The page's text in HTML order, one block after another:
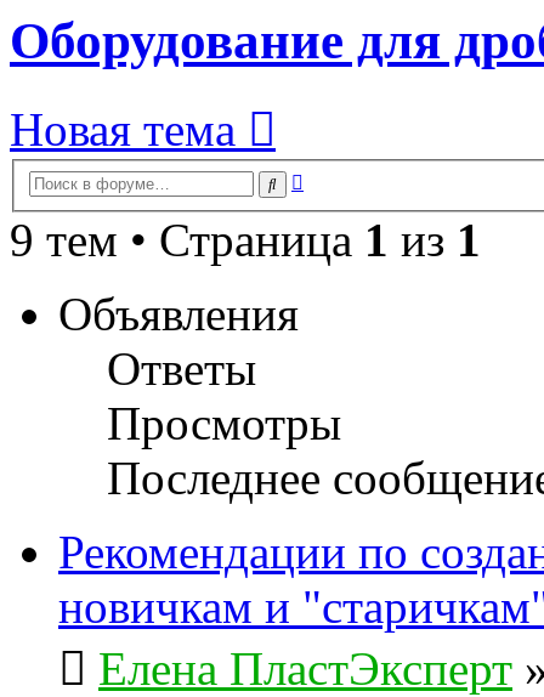
Оборудование для
Новая тема
Поиск
9 тем • Страница 1 из 1
Объявления
Ответы
Просмотры
Последнее
Рекомендации по
новичкам и
Елена ПластЭксперт